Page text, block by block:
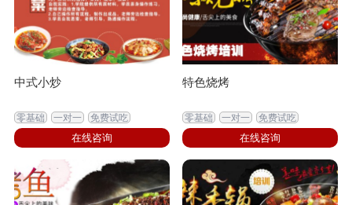
中式小炒
零基础 一对一 免费试吃
在线咨询
特色烧烤
零基础 一对一 免费试吃
在线咨询